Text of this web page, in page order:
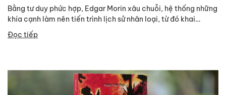
Bằng tư duy phức hợp, Edgar Morin xâu chuỗi, hệ thống những
khía cạnh làm nên tiến trình lịch sử nhân loại, từ đó khai
sáng...
Đọc tiếp